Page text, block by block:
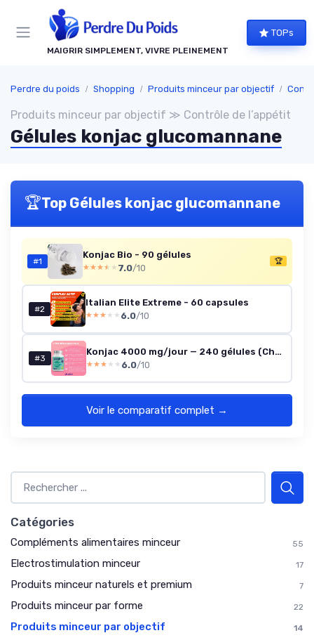
MAIGRIR SIMPLEMENT, VIVRE PLEINEMENT
TOPs
Perdre du poids Shopping Produits minceur par objectif
Produits minceur par objectif ≫ Contrôle de l’appétit
Gélules konjac glucomannane
🏆Top Gélules konjac glucomannane
#1
Konjac Bio - 90 gélules
★★★★★
★★★★★ 7.0/10
🏆
#2
Italian Elite Extreme - 60 capsules
★★★★★
★★★★★ 6.0/10
#3
Konjac 4000 mg/jour — 240 gélules (Chrome & Vitamine B3) — 100% végétalien
★★★★★
★★★★★ 6.0/10
Voir le comparatif complet →
Catégories
Compléments alimentaires minceur 55
Electrostimulation minceur 17
Produits minceur naturels et premium 7
Produits minceur par forme 22
Produits minceur par objectif 14
Panneau de gestion des cookies